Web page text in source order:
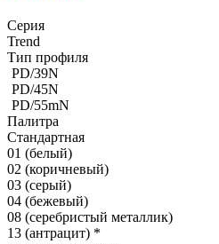
Серия
Trend
Тип профиля
PD/39N
PD/45N
PD/55mN
Палитра
Стандартная
01 (белый)
02 (коричневый)
03 (серый)
04 (бежевый)
08 (серебристый металлик)
13 (антрацит) *